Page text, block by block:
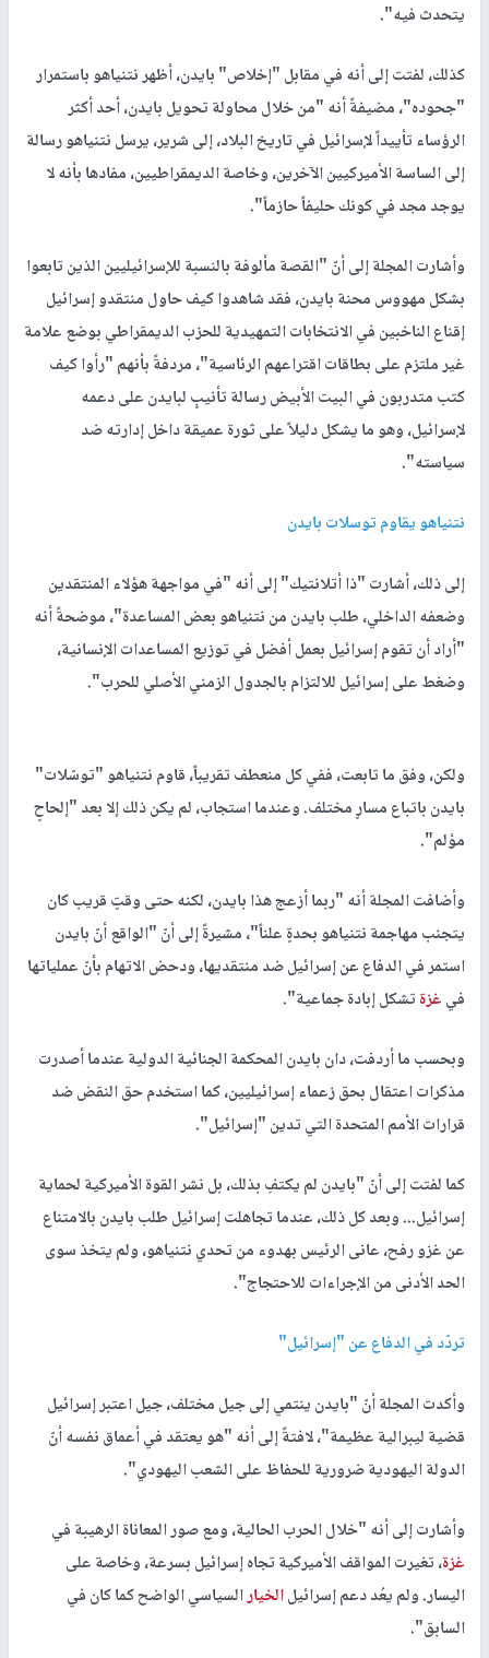
يتحدث فيه".
كذلك، لفتت إلى أنه في مقابل "إخلاص" بايدن، أظهر نتنياهو باستمرار
"جحوده"، مضيفةً أنه "من خلال محاولة تحويل بايدن، أحد أكثر
الرؤساء تأييداً لإسرائيل في تاريخ البلاد، إلى شرير، يرسل نتنياهو رسالة
إلى الساسة الأميركيين الآخرين، وخاصة الديمقراطيين، مفادها بأنه لا
يوجد مجد في كونك حليفاً حازماً".
وأشارت المجلة إلى أنّ "القصة مألوفة بالنسبة للإسرائيليين الذين تابعوا
بشكل مهووس محنة بايدن، فقد شاهدوا كيف حاول منتقدو إسرائيل
إقناع الناخبين في الانتخابات التمهيدية للحزب الديمقراطي بوضع علامة
غير ملتزم على بطاقات اقتراعهم الرئاسية"، مردفةً بأنهم "رأوا كيف
كتب متدربون في البيت الأبيض رسالة تأنيبٍ لبايدن على دعمه
لإسرائيل، وهو ما يشكل دليلاً على ثورة عميقة داخل إدارته ضد
سياسته".
نتنياهو يقاوم توسلات بايدن
إلى ذلك، أشارت "ذا أتلانتيك" إلى أنه "في مواجهة هؤلاء المنتقدين
وضعفه الداخلي، طلب بايدن من نتنياهو بعض المساعدة"، موضحةً أنه
"أراد أن تقوم إسرائيل بعمل أفضل في توزيع المساعدات الإنسانية،
وضغط على إسرائيل للالتزام بالجدول الزمني الأصلي للحرب".
ولكن، وفق ما تابعت، ففي كل منعطف تقريباً، قاوم نتنياهو "توسّلات"
بايدن باتباع مسارٍ مختلف. وعندما استجاب، لم يكن ذلك إلا بعد "إلحاحٍ
مؤلم".
وأضافت المجلة أنه "ربما أزعج هذا بايدن، لكنه حتى وقتٍ قريب كان
يتجنب مهاجمة نتنياهو بحدةٍ علناً"، مشيرةً إلى أنّ "الواقع أنّ بايدن
استمر في الدفاع عن إسرائيل ضد منتقديها، ودحض الاتهام بأنّ عملياتها
فيغزةتشكل إبادة جماعية".
وبحسب ما أردفت، دان بايدن المحكمة الجنائية الدولية عندما أصدرت
مذكرات اعتقال بحق زعماء إسرائيليين، كما استخدم حق النقض ضد
قرارات الأمم المتحدة التي تدين "إسرائيل".
كما لفتت إلى أنّ "بايدن لم يكتفِ بذلك، بل نشر القوة الأميركية لحماية
إسرائيل... وبعد كل ذلك، عندما تجاهلت إسرائيل طلب بايدن بالامتناع
عن غزو رفح، عانى الرئيس بهدوء من تحدي نتنياهو، ولم يتخذ سوى
الحد الأدنى من الإجراءات للاحتجاج".
تردّد في الدفاع عن "إسرائيل"
وأكدت المجلة أنّ "بايدن ينتمي إلى جيل مختلف، جيل اعتبر إسرائيل
قضية ليبرالية عظيمة"، لافتةً إلى أنه "هو يعتقد في أعماق نفسه أنّ
الدولة اليهودية ضرورية للحفاظ على الشعب اليهودي".
وأشارت إلى أنه "خلال الحرب الحالية، ومع صور المعاناة الرهيبة في
غزة، تغيرت المواقف الأميركية تجاه إسرائيل بسرعة، وخاصة على
اليسار. ولم يعُد دعم إسرائيلالخيارالسياسي الواضح كما كان في
السابق".